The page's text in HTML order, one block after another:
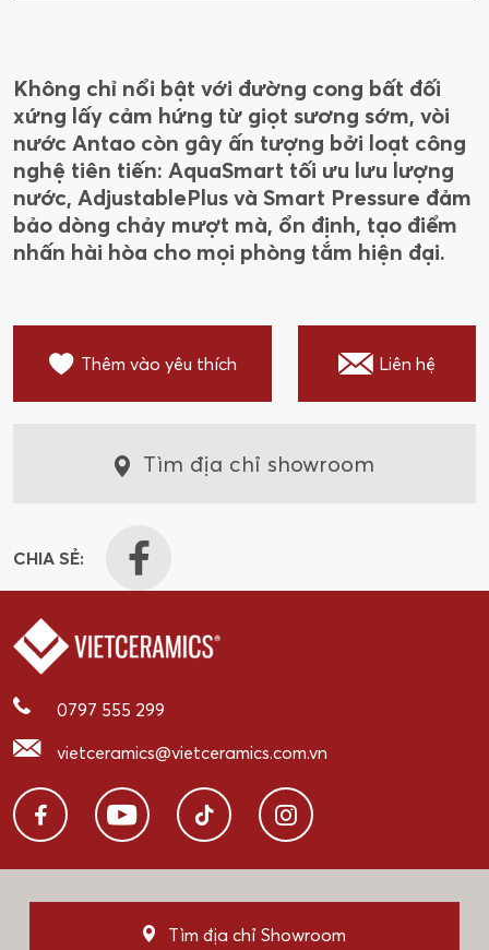
Không chỉ nổi bật với đường cong bất đối
xứng lấy cảm hứng từ giọt sương sớm, vòi
nước Antao còn gây ấn tượng bởi loạt công
nghệ tiên tiến: AquaSmart tối ưu lưu lượng
nước, AdjustablePlus và Smart Pressure đảm
bảo dòng chảy mượt mà, ổn định, tạo điểm
nhấn hài hòa cho mọi phòng tắm hiện đại.
Thêm vào yêu thích Liên hệ
Tìm địa chỉ showroom
CHIA SẺ:
0797 555 299
vietceramics@vietceramics.com.vn
Tìm địa chỉ Showroom